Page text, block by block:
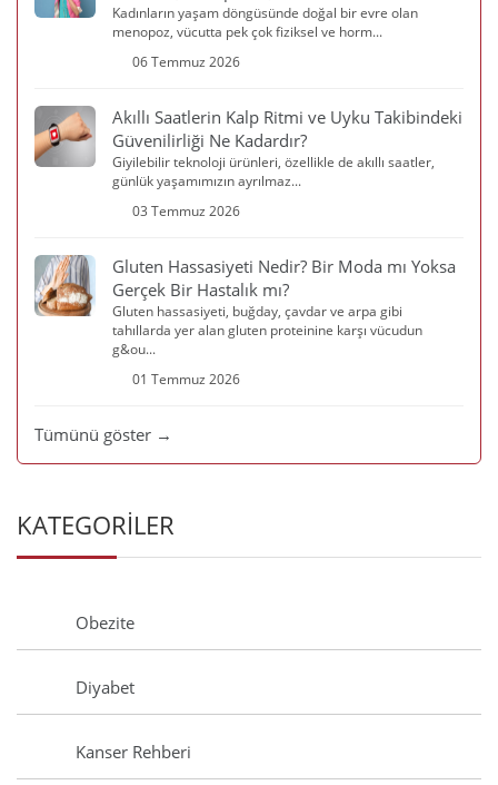
Kadınların yaşam döngüsünde doğal bir evre olan
menopoz, vücutta pek çok fiziksel ve horm...
06 Temmuz 2026
Akıllı Saatlerin Kalp Ritmi ve Uyku Takibindeki
Güvenilirliği Ne Kadardır?
Giyilebilir teknoloji ürünleri, özellikle de akıllı saatler,
günlük yaşamımızın ayrılmaz...
03 Temmuz 2026
Gluten Hassasiyeti Nedir? Bir Moda mı Yoksa
Gerçek Bir Hastalık mı?
Gluten hassasiyeti, buğday, çavdar ve arpa gibi
tahıllarda yer alan gluten proteinine karşı vücudun
g&ou...
01 Temmuz 2026
Tümünü göster →
KATEGORİLER
Obezite
Diyabet
Kanser Rehberi